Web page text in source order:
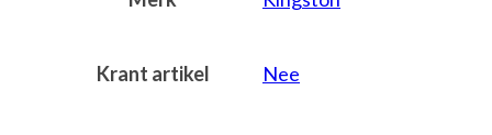
Krant artikel Nee